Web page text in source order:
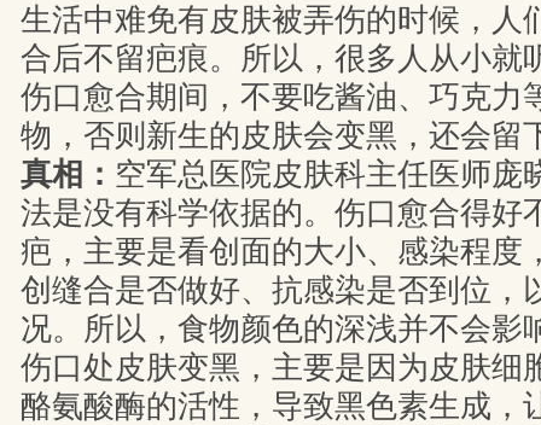
生活中难免有皮肤被弄伤的时候，人
合后不留疤痕。所以，很多人从小就
伤口愈合期间，不要吃酱油、巧克力
物，否则新生的皮肤会变黑，还会留
真相： 空军总医院皮肤科主任医师庞
法是没有科学依据的。伤口愈合得好
疤，主要是看创面的大小、感染程度
创缝合是否做好、抗感染是否到位，
况。所以，食物颜色的深浅并不会影
伤口处皮肤变黑，主要是因为皮肤细
酪氨酸酶的活性，导致黑色素生成，